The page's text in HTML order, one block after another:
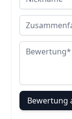
Bewertung
Bewertung